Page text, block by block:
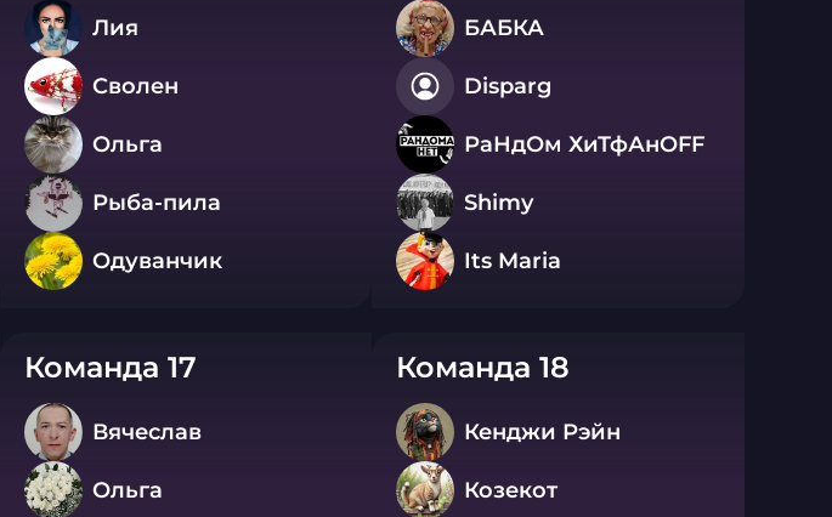
Лия
Сволен
Ольга
Рыба-пила
Oдуванчик
БАБКА
Disparg
РаНдОм ХиТфАнOFF
Shimy
Its Maria
Команда 17
Вячеслав
Ольга
Команда 18
Кенджи Рэйн
Козекот